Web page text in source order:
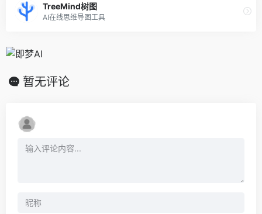
TreeMind树图
AI在线思维导图工具
暂无评论